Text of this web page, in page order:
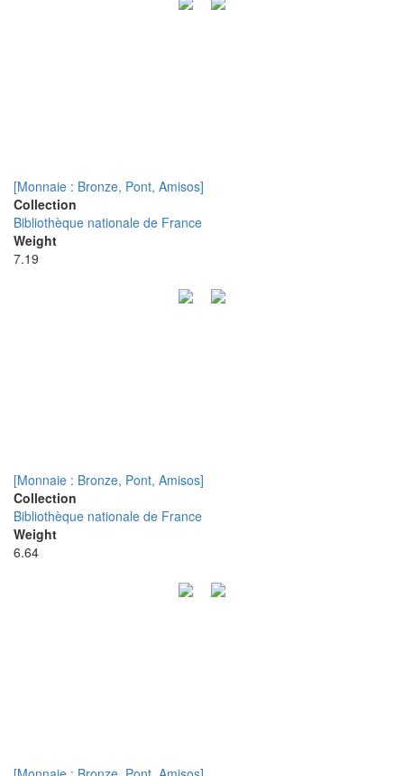
[Monnaie : Bronze, Pont, Amisos]
Collection
Bibliothèque nationale de France
Weight
7.19
[Monnaie : Bronze, Pont, Amisos]
Collection
Bibliothèque nationale de France
Weight
6.64